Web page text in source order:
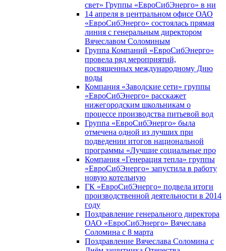
свет» Группы «ЕвроСибЭнерго» в ни
14 апреля в центральном офисе ОАО
«ЕвроСибЭнерго» состоялась прямая
линия с генеральным директором
Вячеславом Соломиным
Группа Компаний «ЕвроСибЭнерго»
провела ряд мероприятий,
посвященных международному Дню
воды
Компания «Заводские сети» группы
«ЕвроСибЭнерго» расскажет
нижегородским школьникам о
процессе производства питьевой вод
Группа «ЕвроСибЭнерго» была
отмечена одной из лучших при
подведении итогов национальной
программы «Лучшие социальные про
Компания «Генерация тепла» группы
«ЕвроСибЭнерго» запустила в работу
новую котельную
ГК «ЕвроСибЭнерго» подвела итоги
производственной деятельности в 2014
году
Поздравление генерального директора
ОАО «ЕвроСибЭнерго» Вячеслава
Соломина с 8 марта
Поздравление Вячеслава Соломина с